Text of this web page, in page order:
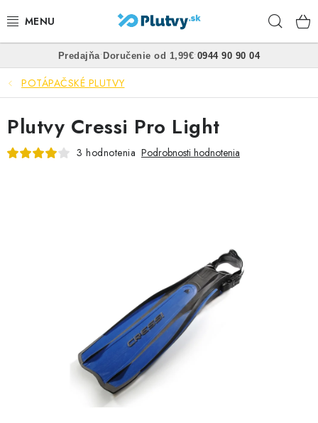
na
PLÁVANIE
ŠNORCHLOVANIE
FREEDIVING
HRAČKY DO VODY
PODVODNÉ SKÚTRE
Predajňa• Doručenie od 1,99€• 0944 90 90 04
POTÁPAČSKÉ PLUTVY
Plutvy Cressi Pro Light
3 hodnotenia Podrobnosti hodnotenia